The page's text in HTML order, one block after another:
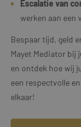
Escalatie van
werken aan een
Bespaar tijd, geld
Mayet Mediator bij
en ontdek hoe wij
een respectvolle
elkaar!